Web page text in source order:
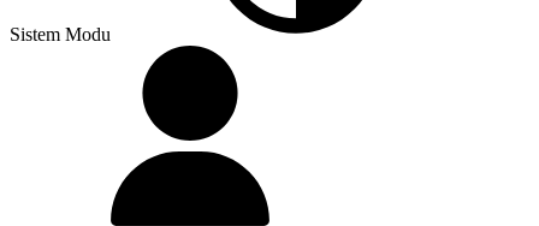
Sistem Modu